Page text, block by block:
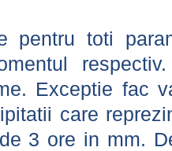
pentru toti
Exceptie fac
care
3 ore in mm.